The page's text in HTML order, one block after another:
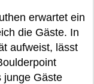
erwartet ein
die Gäste. In
aufweist, lässt
junge Gäste